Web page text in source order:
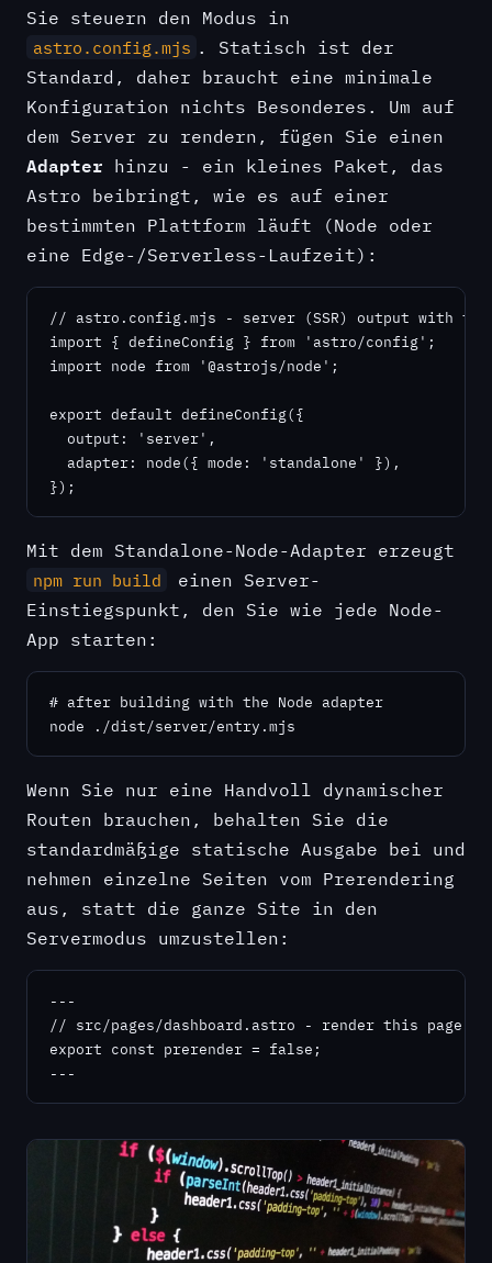
Sie steuern den Modus in
astro.config.mjs . Statisch ist der
Standard, daher braucht eine minimale
Konfiguration nichts Besonderes. Um auf
dem Server zu rendern, fügen Sie einen
Adapter hinzu - ein kleines Paket, das
Astro beibringt, wie es auf einer
bestimmten Plattform läuft (Node oder
eine Edge-/Serverless-Laufzeit):
// astro.config.mjs - server (SSR) output with the
import { defineConfig } from 'astro/config';
import node from '@astrojs/node';
export default defineConfig({
  output: 'server',
  adapter: node({ mode: 'standalone' }),
});
Mit dem Standalone-Node-Adapter erzeugt
npm run build
einen Server-
Einstiegspunkt, den Sie wie jede Node-
App starten:
# after building with the Node adapter
node ./dist/server/entry.mjs
Wenn Sie nur eine Handvoll dynamischer
Routen brauchen, behalten Sie die
standardmäßige statische Ausgabe bei und
nehmen einzelne Seiten vom Prerendering
aus, statt die ganze Site in den
Servermodus umzustellen:
---
// src/pages/dashboard.astro - render this page
export const prerender = false;
---